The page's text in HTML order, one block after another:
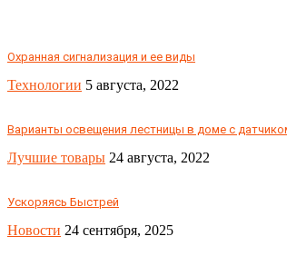
Охранная сигнализация и ее виды
Технологии 5 августа, 2022
Варианты освещения лестницы в доме с
Лучшие товары 24 августа, 2022
Ускоряясь Быстрей
Новости 24 сентября, 2025